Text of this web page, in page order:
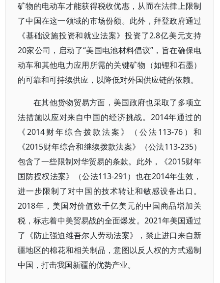
矿物的电动车才能获得税收优惠，从而在法律上限制
了中国在这一领域的市场份额。此外，拜登政府通过
《基础设施投资和就业法案》投资了2.8亿美元支持
20家公司，启动了“美国电池材料倡议”，旨在确保电
动车和其他电力应用所需的关键矿物（如锂和石墨）
的可靠和可持续供应，以降低对外国供应链的依赖。
在其他货物贸易方面，美国政府也采取了多项立
法措施以应对来自中国的经济挑战。2014年通过的
《2014财年综合拨款法案》（公法113-76）和
《2015财年综合和继续拨款法案》（公法113-235）
包含了一些限制对华贸易的条款。此外，《2015财年
国防授权法案》（公法113-291）也在2014年生效，
进一步限制了对中国的技术转让和敏感设备出口。
2018年，美国对价值数千亿美元的中国商品增加关
税，标志着中美贸易战的全面爆发。2021年美国通过
了《防止强迫维吾尔人劳动法案》，禁止进口来自新
疆地区的棉花和相关制品，意图以反人权的方式遏制
中国，打击我国新疆的优势产业。